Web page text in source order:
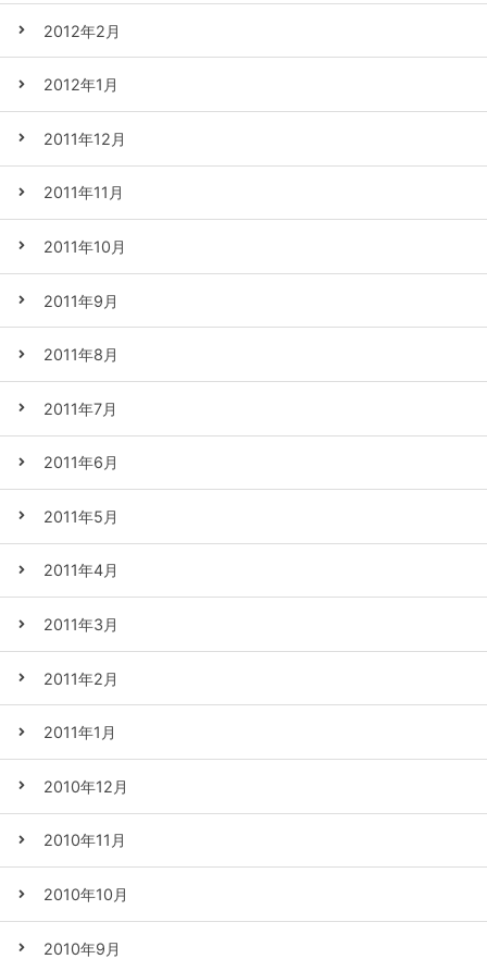
2012年2月
2012年1月
2011年12月
2011年11月
2011年10月
2011年9月
2011年8月
2011年7月
2011年6月
2011年5月
2011年4月
2011年3月
2011年2月
2011年1月
2010年12月
2010年11月
2010年10月
2010年9月